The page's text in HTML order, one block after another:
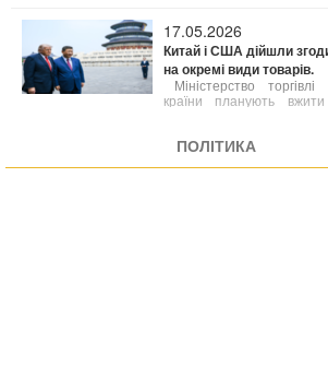
17.05.2026
Китай і США дійшли
на окремі види товарів.
Міністерство
країни планують
При цьому деталі угод
ПОЛІТИКА